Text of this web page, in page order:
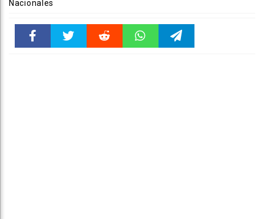
Nacionales